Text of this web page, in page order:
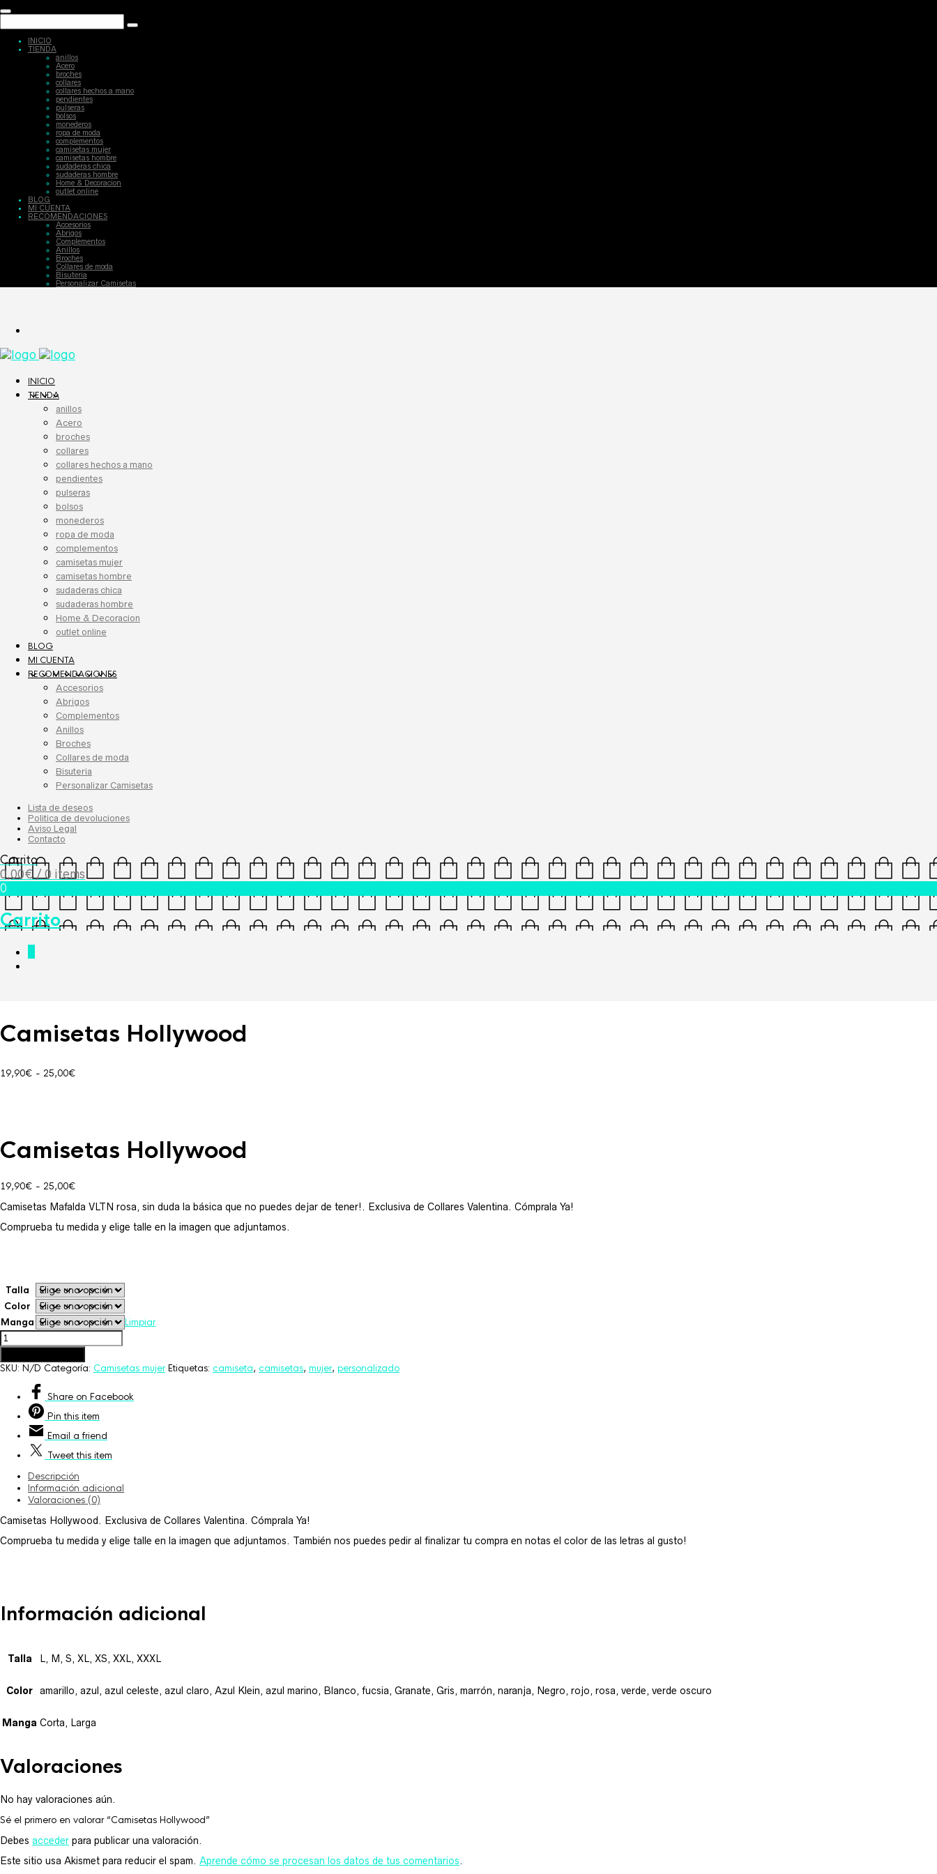
INICIO
TIENDA
anillos
Acero
broches
collares
collares hechos a mano
pendientes
pulseras
bolsos
monederos
ropa de moda
complementos
camisetas mujer
camisetas hombre
sudaderas chica
sudaderas hombre
Home & Decoracion
outlet online
BLOG
MI CUENTA
RECOMENDACIONES
Accesorios
Abrigos
Complementos
Anillos
Broches
Collares de moda
Bisuteria
Personalizar Camisetas
INICIO
TIENDA
anillos
Acero
broches
collares
collares hechos a mano
pendientes
pulseras
bolsos
monederos
ropa de moda
complementos
camisetas mujer
camisetas hombre
sudaderas chica
sudaderas hombre
Home & Decoracion
outlet online
BLOG
MI CUENTA
RECOMENDACIONES
Accesorios
Abrigos
Complementos
Anillos
Broches
Collares de moda
Bisuteria
Personalizar Camisetas
Lista de deseos
Politica de devoluciones
Aviso Legal
Contacto
Carrito
0,00€ / 0 items
0
Carrito
Camisetas Hollywood
19,90€ - 25,00€
25,00€
Camisetas Hollywood
19,90€ - 25,00€
precios:
desde
19,90€
Camisetas Mafalda VLTN rosa, sin duda la básica que no puedes dejar de tener!. Exclusiva de Collares Valentina. Cómprala Ya!
Comprueba tu medida y elige talle en la imagen que adjuntamos.
Talla
Color
Manga
Limpiar
Camisetas
Hollywood
cantidad
SKU: N/D Categoría: Camisetas mujer Etiquetas: camiseta, camisetas, mujer, personalizado
Share on Facebook
Pin this item
Email a friend
Tweetthis item
Descripción
Información adicional
Valoraciones (0)
Camisetas Hollywood. Exclusiva de Collares Valentina. Cómprala Ya!
Comprueba tu medida y elige talle en la imagen que adjuntamos. También nos puedes pedir al finalizar tu compra en notas el color de las letras al gusto!
Información adicional
Talla L, M, S, XL, XS, XXL, XXXL
Color amarillo, azul, azul celeste, azul claro, Azul Klein, azul marino, Blanco, fucsia, Granate, Gris, marrón, naranja, Negro, rojo, rosa, verde, verde oscuro
Manga Corta, Larga
Valoraciones
No hay valoraciones aún.
Sé el primero en valorar “Camisetas Hollywood”
Debes acceder para publicar una valoración.
Este sitio usa Akismet para reducir el spam. Aprende cómo se procesan los datos de tus comentarios.